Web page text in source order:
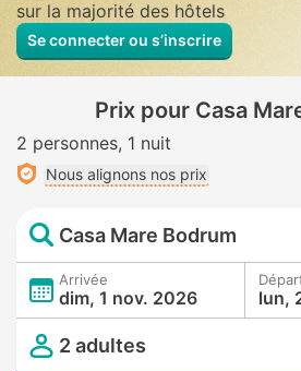
sur la majorité des hôtels
Se connecter ou s’inscrire
Prix pour Casa
2 personnes 1 nuit
Nous alignons nos prix
Casa Mare Bodrum
Arrivée
dim, 1 nov. 2026 lun,
2 adultes